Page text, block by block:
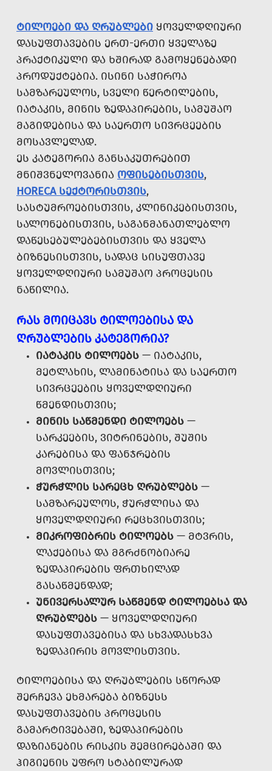
ᲢᲘᲚᲝᲔᲑᲘ ᲓᲐ ᲦᲠᲣᲑᲚᲔᲑᲘ ᲧᲝᲕᲔᲚᲓᲦᲘᲣᲠᲘ
ᲓᲐᲡᲣᲤᲗᲐᲕᲔᲑᲘᲡ ᲔᲠᲗ-ᲔᲠᲗᲘ ᲧᲕᲔᲚᲐᲖᲔ
ᲞᲠᲐᲥᲢᲘᲙᲣᲚᲘ ᲓᲐ ᲮᲨᲘᲠᲐᲓ ᲒᲐᲛᲝᲧᲔᲜᲔᲑᲐᲓᲘ
ᲞᲠᲝᲓᲣᲥᲢᲔᲑᲘᲐ. ᲘᲡᲘᲜᲘ ᲡᲐᲭᲘᲠᲝᲐ
ᲡᲐᲛᲖᲐᲠᲔᲣᲚᲝᲡ, ᲡᲕᲔᲚᲘ ᲬᲔᲠᲢᲘᲚᲔᲑᲘᲡ,
ᲘᲐᲢᲐᲙᲘᲡ, ᲛᲘᲜᲘᲡ ᲖᲔᲓᲐᲞᲘᲠᲔᲑᲘᲡ, ᲡᲐᲛᲣᲨᲐᲝ
ᲛᲐᲒᲘᲓᲔᲑᲘᲡᲐ ᲓᲐ ᲡᲐᲔᲠᲗᲝ ᲡᲘᲕᲠᲪᲔᲔᲑᲘᲡ
ᲛᲝᲡᲐᲕᲚᲔᲚᲐᲓ.
ᲔᲡ ᲙᲐᲢᲔᲒᲝᲠᲘᲐ ᲒᲐᲜᲡᲐᲙᲣᲗᲠᲔᲑᲘᲗ
ᲛᲜᲘᲨᲕᲜᲔᲚᲝᲕᲐᲜᲘᲐ ᲝᲤᲘᲡᲔᲑᲘᲡᲗᲕᲘᲡ,
HORECA ᲡᲔᲥᲢᲝᲠᲘᲡᲗᲕᲘᲡ,
ᲡᲐᲡᲢᲣᲛᲠᲝᲔᲑᲘᲡᲗᲕᲘᲡ, ᲙᲚᲘᲜᲘᲙᲔᲑᲘᲡᲗᲕᲘᲡ,
ᲡᲐᲚᲝᲜᲔᲑᲘᲡᲗᲕᲘᲡ, ᲡᲐᲒᲐᲜᲛᲐᲜᲐᲗᲚᲔᲑᲚᲝ
ᲓᲐᲬᲔᲡᲔᲑᲣᲚᲔᲑᲔᲑᲘᲡᲗᲕᲘᲡ ᲓᲐ ᲧᲕᲔᲚᲐ
ᲑᲘᲖᲜᲔᲡᲘᲡᲗᲕᲘᲡ, ᲡᲐᲓᲐᲪ ᲡᲘᲡᲣᲤᲗᲐᲕᲔ
ᲧᲝᲕᲔᲚᲓᲦᲘᲣᲠᲘ ᲡᲐᲛᲣᲨᲐᲝ ᲞᲠᲝᲪᲔᲡᲘᲡ
ᲜᲐᲬᲘᲚᲘᲐ.
ᲠᲐᲡ ᲛᲝᲘᲪᲐᲕᲡ ᲢᲘᲚᲝᲔᲑᲘᲡᲐ ᲓᲐ
ᲦᲠᲣᲑᲚᲔᲑᲘᲡ ᲙᲐᲢᲔᲒᲝᲠᲘᲐ?
ᲘᲐᲢᲐᲙᲘᲡ ᲢᲘᲚᲝᲔᲑᲡ — ᲘᲐᲢᲐᲙᲘᲡ,
ᲛᲔᲢᲚᲐᲮᲘᲡ, ᲚᲐᲛᲘᲜᲐᲢᲘᲡᲐ ᲓᲐ ᲡᲐᲔᲠᲗᲝ
ᲡᲘᲕᲠᲪᲔᲔᲑᲘᲡ ᲧᲝᲕᲔᲚᲓᲦᲘᲣᲠᲘ
ᲬᲛᲔᲜᲓᲘᲡᲗᲕᲘᲡ;
ᲛᲘᲜᲘᲡ ᲡᲐᲬᲛᲔᲜᲓᲘ ᲢᲘᲚᲝᲔᲑᲡ —
ᲡᲐᲠᲙᲔᲔᲑᲘᲡ, ᲕᲘᲢᲠᲘᲜᲔᲑᲘᲡ, ᲨᲣᲨᲘᲡ
ᲙᲐᲠᲔᲑᲘᲡᲐ ᲓᲐ ᲤᲐᲜᲯᲠᲔᲑᲘᲡ
ᲛᲝᲕᲚᲘᲡᲗᲕᲘᲡ;
ᲭᲣᲠᲭᲚᲘᲡ ᲡᲐᲠᲔᲪᲮ ᲦᲠᲣᲑᲚᲔᲑᲡ —
ᲡᲐᲛᲖᲐᲠᲔᲣᲚᲝᲡ, ᲭᲣᲠᲭᲚᲘᲡᲐ ᲓᲐ
ᲧᲝᲕᲔᲚᲓᲦᲘᲣᲠᲘ ᲠᲔᲪᲮᲕᲘᲡᲗᲕᲘᲡ;
ᲛᲘᲙᲠᲝᲤᲘᲑᲠᲘᲡ ᲢᲘᲚᲝᲔᲑᲡ — ᲛᲢᲕᲠᲘᲡ,
ᲚᲐᲥᲔᲑᲘᲡᲐ ᲓᲐ ᲛᲒᲠᲫᲜᲝᲑᲘᲐᲠᲔ
ᲖᲔᲓᲐᲞᲘᲠᲔᲑᲘᲡ ᲤᲠᲗᲮᲘᲚᲐᲓ
ᲒᲐᲡᲐᲬᲛᲔᲜᲓᲐᲓ;
ᲣᲜᲘᲕᲔᲠᲡᲐᲚᲣᲠ ᲡᲐᲬᲛᲔᲜᲓ ᲢᲘᲚᲝᲔᲑᲡᲐ ᲓᲐ
ᲦᲠᲣᲑᲚᲔᲑᲡ — ᲧᲝᲕᲔᲚᲓᲦᲘᲣᲠᲘ
ᲓᲐᲡᲣᲤᲗᲐᲕᲔᲑᲘᲡᲐ ᲓᲐ ᲡᲮᲕᲐᲓᲐᲡᲮᲕᲐ
ᲖᲔᲓᲐᲞᲘᲠᲘᲡ ᲛᲝᲕᲚᲘᲡᲗᲕᲘᲡ.
ᲢᲘᲚᲝᲔᲑᲘᲡᲐ ᲓᲐ ᲦᲠᲣᲑᲚᲔᲑᲘᲡ ᲡᲬᲝᲠᲐᲓ
ᲨᲔᲠᲩᲔᲕᲐ ᲔᲮᲛᲐᲠᲔᲑᲐ ᲑᲘᲖᲜᲔᲡᲡ
ᲓᲐᲡᲣᲤᲗᲐᲕᲔᲑᲘᲡ ᲞᲠᲝᲪᲔᲡᲘᲡ
ᲒᲐᲛᲐᲠᲢᲘᲕᲔᲑᲐᲨᲘ, ᲖᲔᲓᲐᲞᲘᲠᲔᲑᲘᲡ
ᲓᲐᲖᲘᲐᲜᲔᲑᲘᲡ ᲠᲘᲡᲙᲘᲡ ᲨᲔᲛᲪᲘᲠᲔᲑᲐᲨᲘ ᲓᲐ
ᲰᲘᲒᲘᲔᲜᲘᲡ ᲣᲤᲠᲝ ᲡᲢᲐᲑᲘᲚᲣᲠᲐᲓ